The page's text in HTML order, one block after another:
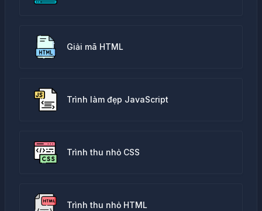
Giải mã HTML
Trình làm đẹp JavaScript
Trình thu nhỏ CSS
Trình thu nhỏ HTML